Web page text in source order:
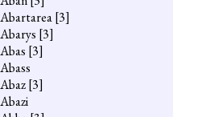
Abartarea[3]
Abarys [3]
Abas [3]
Abass
Abaz[3]
Abazi